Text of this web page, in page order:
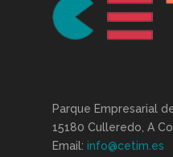
Parque Empresarial
15180 Culleredo, A
Email: info@cetim.es